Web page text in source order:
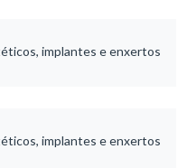
implantes e enxertos
implantes e enxertos